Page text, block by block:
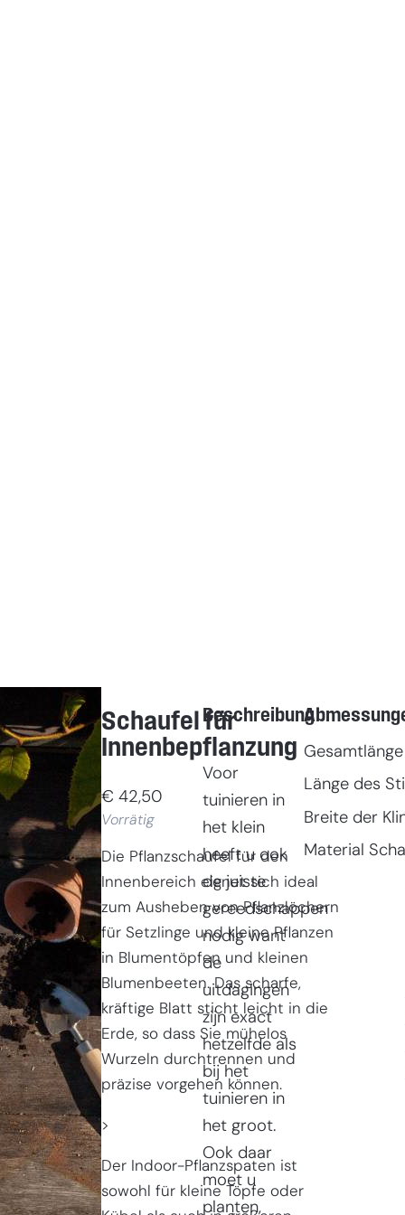
Schaufel für
Innenbepflanzung
€ 42,50
Vorrätig
Die Pflanzschaufel für den
Innenbereich eignet sich ideal
zum Ausheben von Pflanzlöchern
für Setzlinge und kleine Pflanzen
in Blumentöpfen und kleinen
Blumenbeeten. Das scharfe,
kräftige Blatt sticht leicht in die
Erde, so dass Sie mühelos
Wurzeln durchtrennen und
präzise vorgehen können.
>
Der Indoor-Pflanzspaten ist
sowohl für kleine Töpfe oder
Beschreibung
Voor
tuinieren in
het klein
heeft u ook
de juiste
gereedschappen
nodig want
de
uitdagingen
zijn exact
hetzelfde als
bij het
tuinieren in
het groot.
Ook daar
moet u
planten,
Gesamtlänge
Länge des
Breite der
Material